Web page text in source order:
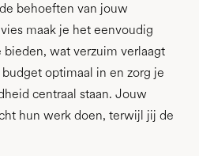
behoeften van jouw
maak je het eenvoudig
wat verzuim verlaagt
optimaal in en zorg je
centraal staan. Jouw
hun werk doen, terwijl jij de